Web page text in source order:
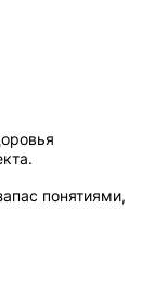
понятиями,